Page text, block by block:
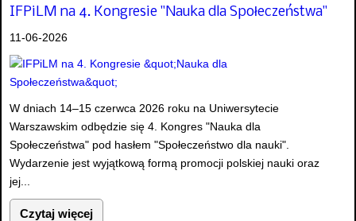
IFPiLM na 4. Kongresie "Nauka dla Społeczeństwa"
11-06-2026
W dniach 14–15 czerwca 2026 roku na Uniwersytecie
Warszawskim odbędzie się 4. Kongres "Nauka dla
Społeczeństwa" pod hasłem "Społeczeństwo dla nauki".
Wydarzenie jest wyjątkową formą promocji polskiej nauki oraz
jej...
Czytaj więcej